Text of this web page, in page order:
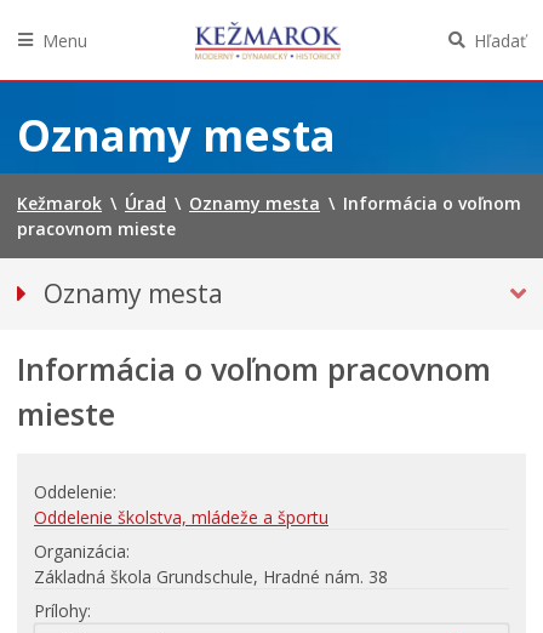
obsah
Menu Hľadať
Oznamy mesta
Kežmarok \ Úrad \ Oznamy mesta \ Informácia o voľnom
pracovnom mieste
Oznamy mesta
Bezpečnosť
Straty a nálezy
Kultúra, šport a propagácia
Primátor informuje
Informácia o voľnom pracovnom
mieste
Oddelenie
Oddelenie školstva, mládeže a športu
Organizácia
Základná škola Grundschule, Hradné nám. 38
Prílohy